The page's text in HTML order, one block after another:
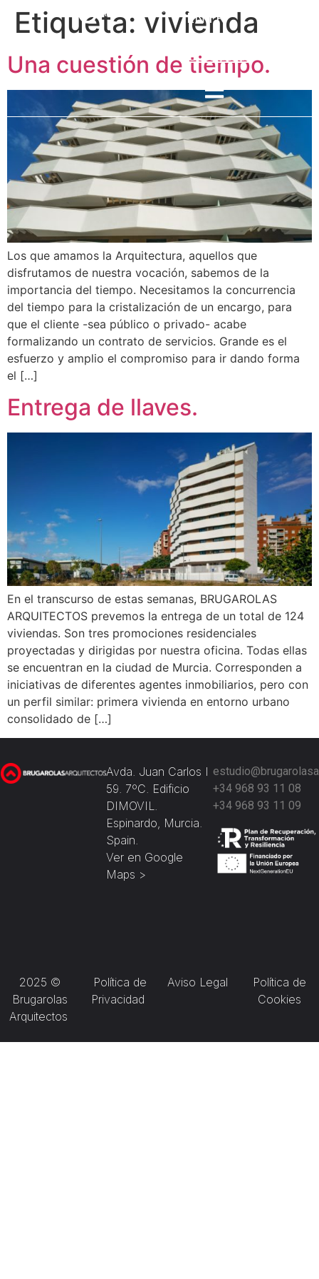
EN FR
ES
Contactar
Etiqueta: vivienda
Una cuestión de tiempo.
Los que amamos la Arquitectura, aquellos que
disfrutamos de nuestra vocación, sabemos de la
importancia del tiempo. Necesitamos la concurrencia
del tiempo para la cristalización de un encargo, para
que el cliente -sea público o privado- acabe
formalizando un contrato de servicios. Grande es el
esfuerzo y amplio el compromiso para ir dando forma
el […]
Entrega de llaves.
En el transcurso de estas semanas, BRUGAROLAS
ARQUITECTOS prevemos la entrega de un total de 124
viviendas. Son tres promociones residenciales
proyectadas y dirigidas por nuestra oficina. Todas ellas
se encuentran en la ciudad de Murcia. Corresponden a
iniciativas de diferentes agentes inmobiliarios, pero con
un perfil similar: primera vivienda en entorno urbano
consolidado de […]
Avda. Juan Carlos I
59. 7ºC. Edificio
DIMOVIL.
Espinardo, Murcia.
Spain.
Ver en Google
Maps >
+34 968 93 11 08
+34 968 93 11 09
2025 ©
Brugarolas
Arquitectos
Política de
Privacidad
Aviso Legal
Política de
Cookies